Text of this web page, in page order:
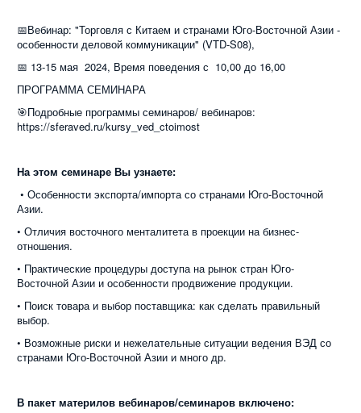
📅Вебинар: "Торговля с Китаем и странами Юго-Восточной Азии -
особенности деловой коммуникации" (VTD-S08),
📅 13-15 мая 2024, Время поведения с 10,00 до 16,00
ПРОГРАММА СЕМИНАРА
🎯Подробные программы семинаров/ вебинаров:
https://sferaved.ru/kursy_ved_ctoimost
На этом семинаре Вы узнаете:
• Особенности экспорта/импорта со странами Юго-Восточной
Азии.
• Отличия восточного менталитета в проекции на бизнес-
отношения.
• Практические процедуры доступа на рынок стран Юго-
Восточной Азии и особенности продвижение продукции.
• Поиск товара и выбор поставщика: как сделать правильный
выбор.
• Возможные риски и нежелательные ситуации ведения ВЭД со
странами Юго-Восточной Азии и много др.
В пакет материлов вебинаров/семинаров включено: